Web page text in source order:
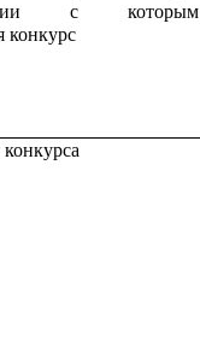
с которым
конкурс